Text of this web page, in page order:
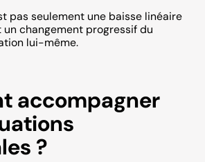
pas seulement une baisse linéaire
un changement progressif du
lui-même.
accompagner
?